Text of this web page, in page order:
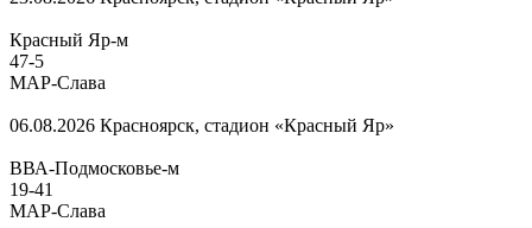
Красный Яр-м
47-5
МАР-Слава
06.08.2026 Красноярск, стадион «Красный Яр»
ВВА-Подмосковье-м
19-41
МАР-Слава